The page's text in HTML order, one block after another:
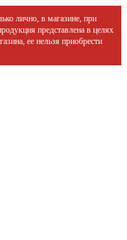
лично, в магазине, при
представлена в целях
ее нельзя приобрести